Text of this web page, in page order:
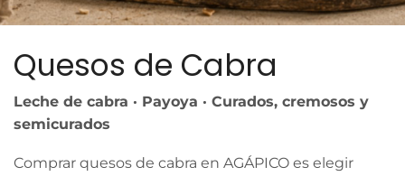
Quesos de Cabra
Leche de cabra · Payoya · Curados, cremosos y
semicurados
Comprar quesos de cabra en AGÁPICO es elegir